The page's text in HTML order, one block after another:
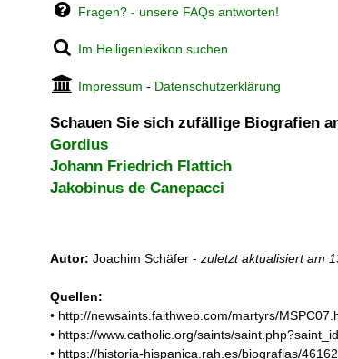
Fragen? - unsere FAQs antworten!
Im Heiligenlexikon suchen
Impressum - Datenschutzerklärung
Schauen Sie sich zufällige Biografien
Gordius
Johann Friedrich Flattich
Jakobinus de Canepacci
Autor: Joachim Schäfer - zuletzt aktualisiert am
Quellen:
• http://newsaints.faithweb.com/martyrs/
• https://www.catholic.org/saints/
• https://historia-hispanica.rah.es/biografias/